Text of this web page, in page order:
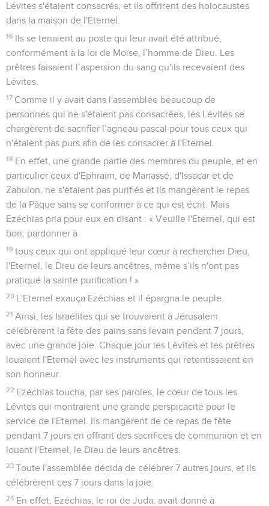
Lévites s'étaient consacrés, et ils offrirent des holocaustes
dans la maison de l'Eternel.
16 Ils se tenaient au poste qui leur avait été attribué,
conformément à la loi de Moïse, l’homme de Dieu. Les
prêtres faisaient l’aspersion du sang qu'ils recevaient des
Lévites.
17 Comme il y avait dans l'assemblée beaucoup de
personnes qui ne s'étaient pas consacrées, les Lévites se
chargèrent de sacrifier l’agneau pascal pour tous ceux qui
n'étaient pas purs afin de les consacrer à l'Eternel.
18 En effet, une grande partie des membres du peuple, et en
particulier ceux d'Ephraïm, de Manassé, d'Issacar et de
Zabulon, ne s'étaient pas purifiés et ils mangèrent le repas
de la Pâque sans se conformer à ce qui est écrit. Mais
Ezéchias pria pour eux en disant : « Veuille l'Eternel, qui est
bon, pardonner à
19 tous ceux qui ont appliqué leur cœur à rechercher Dieu,
l'Eternel, le Dieu de leurs ancêtres, même s’ils n'ont pas
pratiqué la sainte purification ! »
20 L'Eternel exauça Ezéchias et il épargna le peuple.
21 Ainsi, les Israélites qui se trouvaient à Jérusalem
célébrèrent la fête des pains sans levain pendant 7 jours,
avec une grande joie. Chaque jour les Lévites et les prêtres
louaient l'Eternel avec les instruments qui retentissaient en
son honneur.
22 Ezéchias toucha, par ses paroles, le cœur de tous les
Lévites qui montraient une grande perspicacité pour le
service de l'Eternel. Ils mangèrent de ce repas de fête
pendant 7 jours en offrant des sacrifices de communion et en
louant l'Eternel, le Dieu de leurs ancêtres.
23 Toute l'assemblée décida de célébrer 7 autres jours, et ils
célébrèrent ces 7 jours dans la joie.
24 En effet, Ezéchias, le roi de Juda, avait donné à